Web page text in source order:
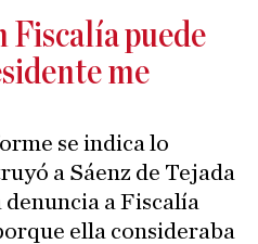
Fiscalía puede
me
se indica lo
a Sáenz de Tejada
a Fiscalía
ella consideraba